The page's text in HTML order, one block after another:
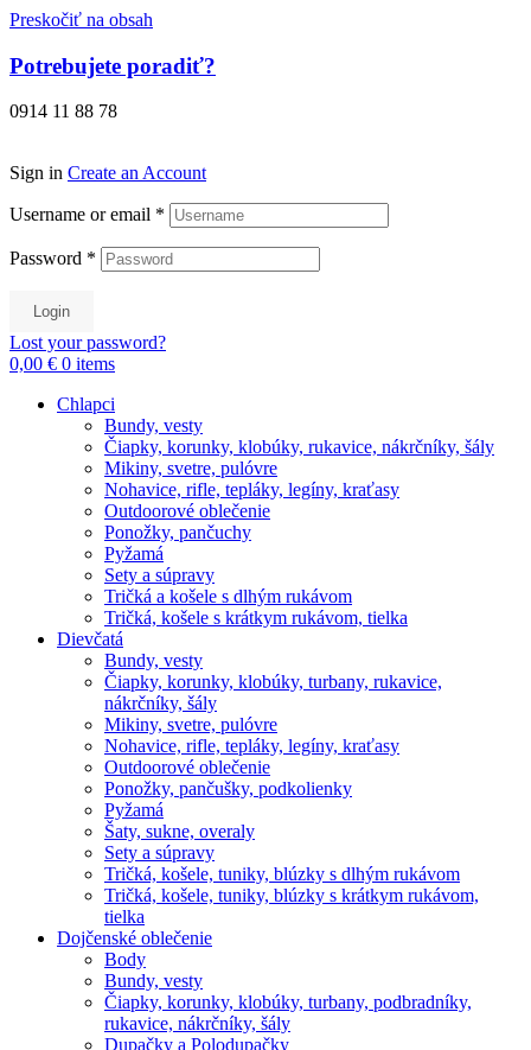
Preskočiť na obsah
Potrebujete poradiť?
0914 11 88 78
Sign in Create an Account
Username or email *
Password *
Login
Lost your password?
0,00 € 0 items
Chlapci
Bundy, vesty
Čiapky, korunky, klobúky, rukavice, nákrčníky, šály
Mikiny, svetre, pulóvre
Nohavice, rifle, tepláky, legíny, kraťasy
Outdoorové oblečenie
Ponožky, pančuchy
Pyžamá
Sety a súpravy
Tričká a košele s dlhým rukávom
Tričká, košele s krátkym rukávom, tielka
Dievčatá
Bundy, vesty
Čiapky, korunky, klobúky, turbany, rukavice,
nákrčníky, šály
Mikiny, svetre, pulóvre
Nohavice, rifle, tepláky, legíny, kraťasy
Outdoorové oblečenie
Ponožky, pančušky, podkolienky
Pyžamá
Šaty, sukne, overaly
Sety a súpravy
Tričká, košele, tuniky, blúzky s dlhým rukávom
Tričká, košele, tuniky, blúzky s krátkym rukávom,
tielka
Dojčenské oblečenie
Body
Bundy, vesty
Čiapky, korunky, klobúky, turbany, podbradníky,
rukavice, nákrčníky, šály
Dupačky a Polodupačky